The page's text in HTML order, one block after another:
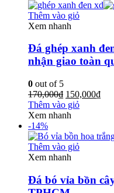
Thêm vào giỏ
Xem nhanh
Đá ghép xanh
nhận giao toàn
0 out of 5
170,000₫ 150,000₫
Thêm vào giỏ
Xem nhanh
-14%
Thêm vào giỏ
Xem nhanh
Đá bó vỉa bồn